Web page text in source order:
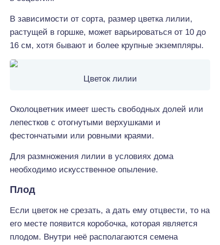
В зависимости от сорта, размер цветка лилии,
растущей в горшке, может варьироваться от 10 до
16 см, хотя бывают и более крупные экземпляры.
Цветок лилии
Околоцветник имеет шесть свободных долей или
лепестков с отогнутыми верхушками и
фестончатыми или ровными краями.
Для размножения лилии в условиях дома
необходимо искусственное опыление.
Плод
Если цветок не срезать, а дать ему отцвести, то на
его месте появится коробочка, которая является
плодом. Внутри неё располагаются семена